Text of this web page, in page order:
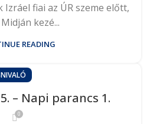
Izráel fiai az ÚR szeme előtt,
kezé...
READING
– Napi parancs 1.
0